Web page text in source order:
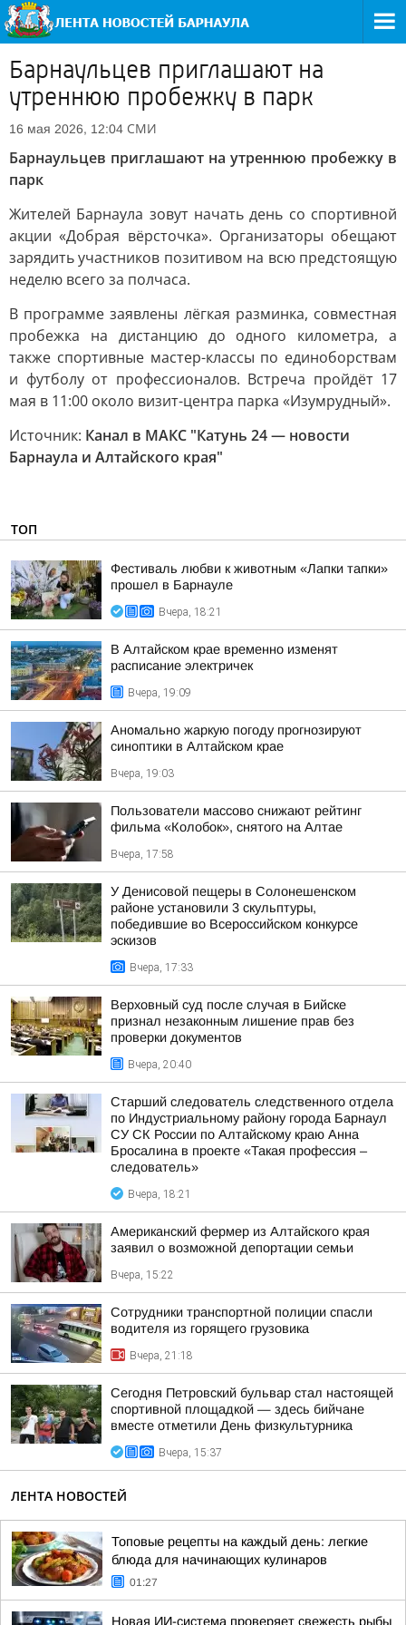
Барнаульцев приглашают на
утреннюю пробежку в парк
16 мая 2026, 12:04 СМИ
Барнаульцев приглашают на утреннюю пробежку в
парк
Жителей Барнаула зовут начать день со спортивной
акции «Добрая вёрсточка». Организаторы обещают
зарядить участников позитивом на всю предстоящую
неделю всего за полчаса.
В программе заявлены лёгкая разминка, совместная
пробежка на дистанцию до одного километра, а
также спортивные мастер-классы по единоборствам
и футболу от профессионалов. Встреча пройдёт 17
мая в 11:00 около визит-центра парка «Изумрудный».
Источник: Канал в МАКС "Катунь 24 — новости
Барнаула и Алтайского края"
ТОП
Фестиваль любви к животным «Лапки тапки»
прошел в Барнауле
Вчера, 18:21
В Алтайском крае временно изменят
расписание электричек
Вчера, 19:09
Аномально жаркую погоду прогнозируют
синоптики в Алтайском крае
Вчера, 19:03
Пользователи массово снижают рейтинг
фильма «Колобок», снятого на Алтае
Вчера, 17:58
У Денисовой пещеры в Солонешенском
районе установили 3 скульптуры,
победившие во Всероссийском конкурсе
эскизов
Вчера, 17:33
Верховный суд после случая в Бийске
признал незаконным лишение прав без
проверки документов
Вчера, 20:40
Старший следователь следственного отдела
по Индустриальному району города Барнаул
СУ СК России по Алтайскому краю Анна
Бросалина в проекте «Такая профессия –
следователь»
Вчера, 18:21
Американский фермер из Алтайского края
заявил о возможной депортации семьи
Вчера, 15:22
Сотрудники транспортной полиции спасли
водителя из горящего грузовика
Вчера, 21:18
Сегодня Петровский бульвар стал настоящей
спортивной площадкой — здесь бийчане
вместе отметили День физкультурника
Вчера, 15:37
ЛЕНТА НОВОСТЕЙ
Топовые рецепты на каждый день: легкие
блюда для начинающих кулинаров
01:27
Новая ИИ-система проверяет свежесть рыбы